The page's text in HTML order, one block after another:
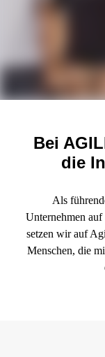
Bei
die
Als
Unternehmen
setzen wir auf
Menschen, die